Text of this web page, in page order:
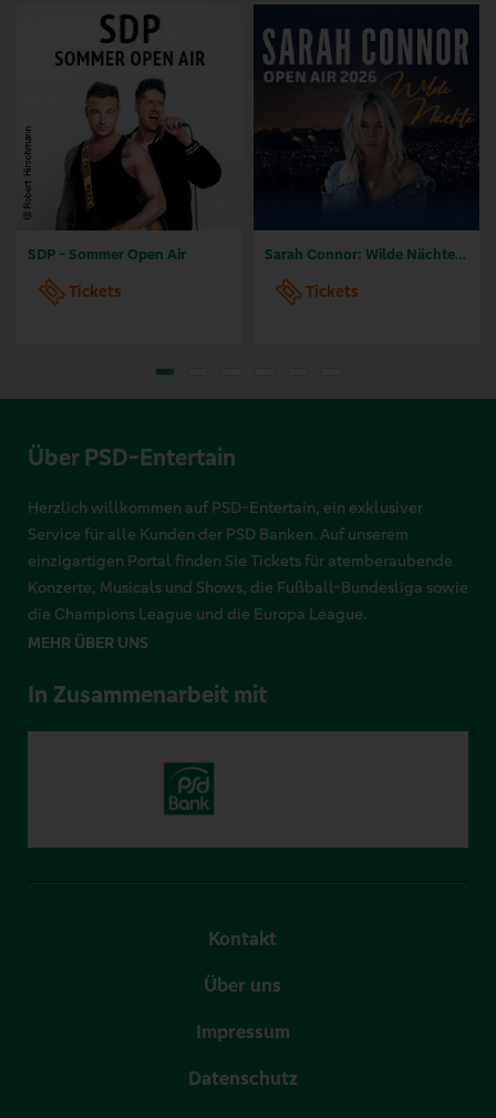
SDP - Sommer Open Air
Tickets
Sarah Connor: Wilde Nächte - Open Air 2026
Tickets
Über PSD-Entertain
Herzlich willkommen auf PSD-Entertain, ein exklusiver
Service für alle Kunden der PSD Banken. Auf unserem
einzigartigen Portal finden Sie Tickets für atemberaubende
Konzerte, Musicals und Shows, die Fußball-Bundesliga sowie
die Champions League und die Europa League.
MEHR ÜBER UNS
In Zusammenarbeit mit
Kontakt
Über uns
Impressum
Datenschutz